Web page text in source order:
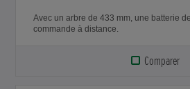
Avec un arbre de 433 mm, une batterie
commande à distance.
Comparer